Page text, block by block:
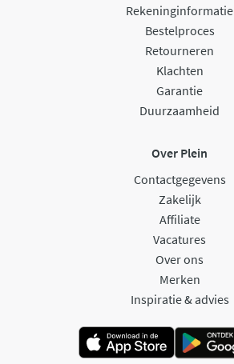
Rekeninginformatie
Bestelproces
Retourneren
Klachten
Garantie
Duurzaamheid
Over Plein
Contactgegevens
Zakelijk
Affiliate
Vacatures
Over ons
Merken
Inspiratie & advies